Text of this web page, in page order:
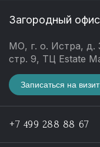
Загородный
МО, г. о. Истра, д.
стр. 9, ТЦ Estate
Записаться на визит
+7 499 288 88 67